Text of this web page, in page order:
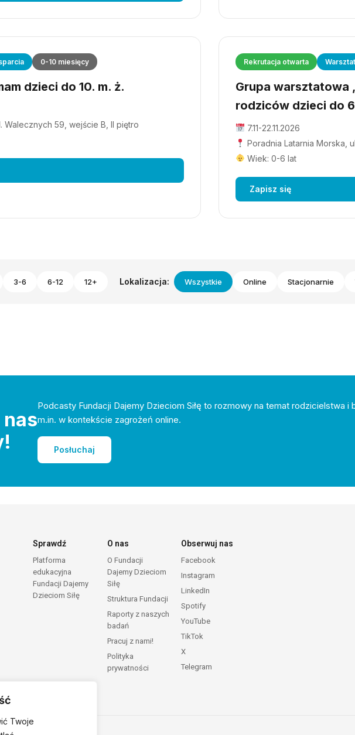
Twoje
0-10 miesięcy
dzieci do 10. m. ż.
Walecznych 59, wejście B, II piętro
Rekrutacja otwarta Warsztat
Grupa warsztatowa
rodziców dzieci do
7.11-22.11.2026
Poradnia Latarnia Morska,
Wiek: 0-6 lat
Zapisz się
3-6 6-12 12+ Lokalizacja: Wszystkie Online Stacjonarnie
nas
Podcasty Fundacji Dajemy Dzieciom Siłę to rozmowy na temat rodzicielstwa
m.in. w kontekście zagrożeń online.
Posłuchaj
Sprawdź
Platforma
edukacyjna
Fundacji Dajemy
Dzieciom Siłę
O nas
O Fundacji
Dajemy Dzieciom
Siłę
Struktura Fundacji
Raporty z naszych
badań
Pracuj z nami!
Polityka
prywatności
Obserwuj nas
Facebook
Instagram
LinkedIn
Spotify
YouTube
TikTok
X
Telegram